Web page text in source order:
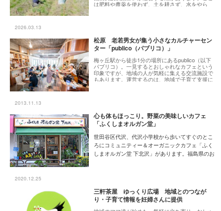
は肥料や農薬を使わず、土を耕さず、水をやら
「農」の未来に向けて熱い思いを抱く人々が集ま
っていました。
2026.03.13
松原 老若男女が集う小さなカルチャーセン
ター「publico（パブリコ）」
梅ヶ丘駅から徒歩1分の場所にあるpublico（以下
パブリコ）。一見するとおしゃれなカフェという
印象ですが、地域の人が気軽に集える交流施設で
もあります。運営するのは、地域で子育て支援に
めたパブリコを訪ねました。
2013.11.13
心も体もほっこり。野菜の美味しいカフェ
「ふくしまオルガン堂」
世田谷区代沢、代沢小学校から歩いてすぐのとこ
ろにコミュニティー＆オーガニックカフェ「ふく
しまオルガン堂 下北沢」があります。福島県のお
を結びたい」と話します。
[11月の特集] 人と街がつながる、世田谷のコミ
ュニティ
2020.12.25
三軒茶屋 ゆっくり広場 地域とのつなが
り・子育て情報を妊婦さんに提供